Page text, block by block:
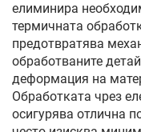
елиминира
термичната
предотвратява
обработваните
деформация на
Обработката чрез
осигурява отлична